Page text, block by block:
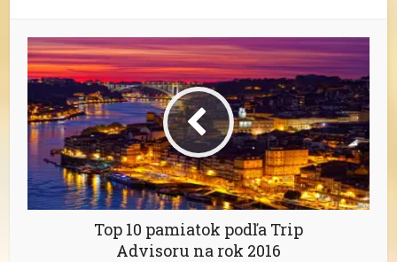
Top 10 pamiatok podľa Trip
Advisoru na rok 2016